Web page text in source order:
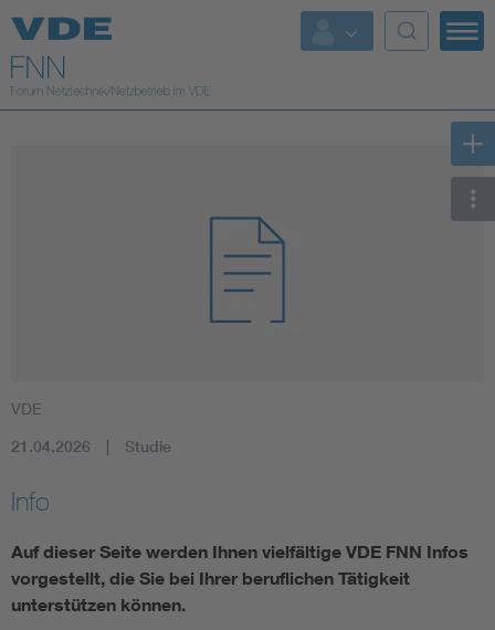
Top Themen
Fokusthemen
Digitalisierung und Metering
VDE
21.04.2026 Studie
Info
Auf dieser Seite werden Ihnen vielfältige VDE FNN Infos
vorgestellt, die Sie bei Ihrer beruflichen Tätigkeit
unterstützen können.